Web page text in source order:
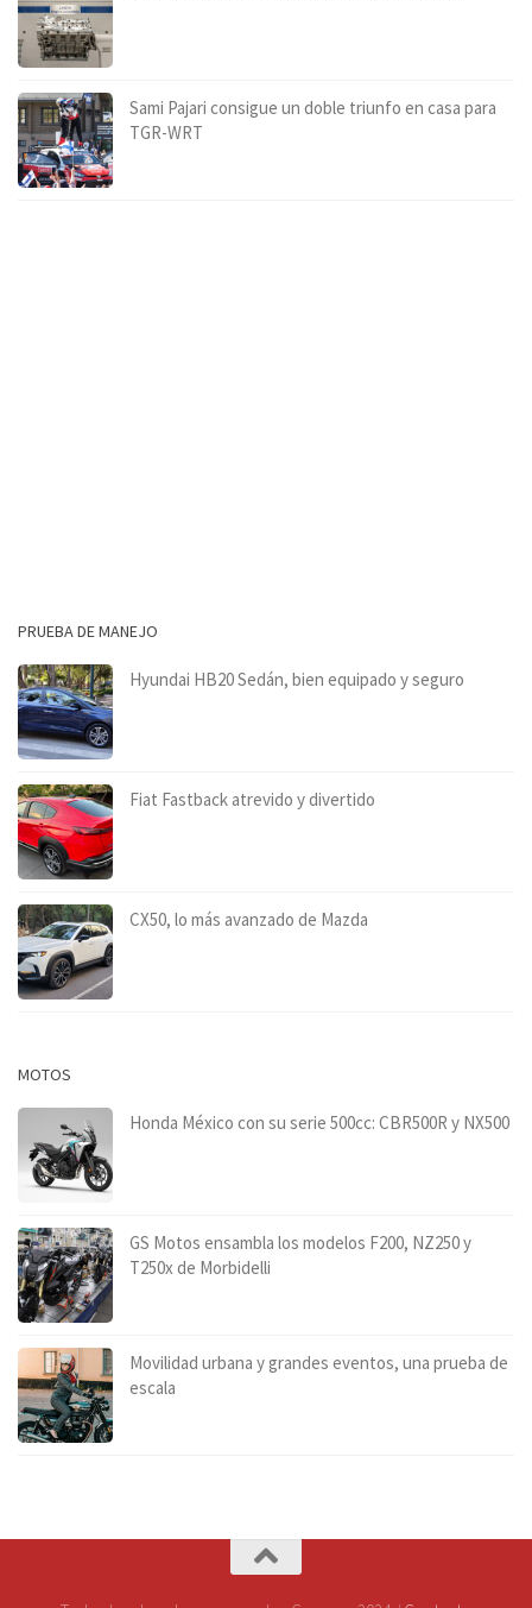
Sami Pajari consigue un doble triunfo en casa para
TGR-WRT
PRUEBA DE MANEJO
Hyundai HB20 Sedán, bien equipado y seguro
Fiat Fastback atrevido y divertido
CX50, lo más avanzado de Mazda
MOTOS
Honda México con su serie 500cc: CBR500R y NX500
GS Motos ensambla los modelos F200, NZ250 y
T250x de Morbidelli
Movilidad urbana y grandes eventos, una prueba de
escala